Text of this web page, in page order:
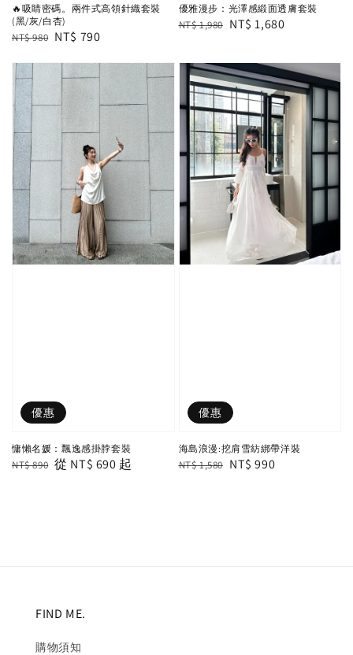
🔥吸睛密碼。兩件式高領針織套裝
(黑/灰/白杏)
Regular
NT$ 980 Sale
NT$ 790
優雅漫步：光澤感緞面透膚套裝
Regular
NT$ 1,980 Sale
NT$ 1,680
優惠
慵懶名媛：飄逸感掛脖套裝
Regular
NT$ 890 Sale
從 NT$ 690 起
優惠
海島浪漫:挖肩雪紡綁帶洋裝
Regular
NT$ 1,580 Sale
NT$ 990
FIND ME.
購物須知